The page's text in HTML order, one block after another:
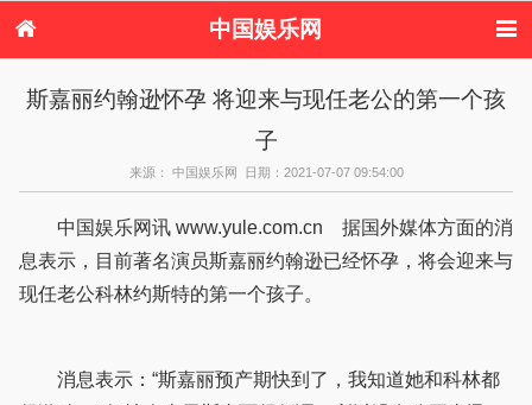
中国娱乐网
港台娱乐
日本娱乐 韩国娱乐
欧美娱乐
港台明星八卦
日本韩国明星
欧美明星八卦
斯嘉丽约翰逊怀孕 将迎来与现任老公的第一个孩
子
来源： 中国娱乐网 日期：2021-07-07 09:54:00
中国娱乐网讯 www.yule.com.cn 据国外媒体方面的消
息表示，目前著名演员斯嘉丽约翰逊已经怀孕，将会迎来与
现任老公科林约斯特的第一个孩子。
消息表示：“斯嘉丽预产期快到了，我知道她和科林都